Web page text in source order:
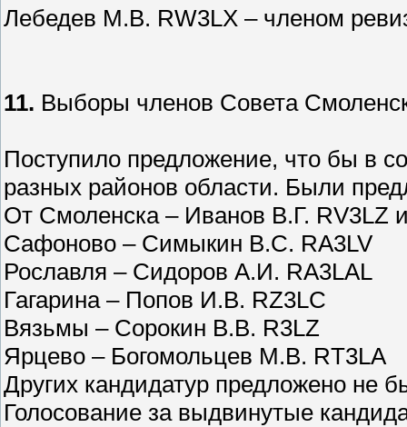
Лебедев М.В. RW3LX – членом
11. Выборы членов Совета
Поступило предложение, что бы в
разных районов области. Были
От Смоленска – Иванов В.Г. RV3LZ
Сафоново – Симыкин В.С. RA3LV
Рославля – Сидоров А.И. RA3LAL
Гагарина – Попов И.В. RZ3LC
Вязьмы – Сорокин В.В. R3LZ
Ярцево – Богомольцев М.В. RT3LA
Других кандидатур предложено не
Голосование за выдвинутые